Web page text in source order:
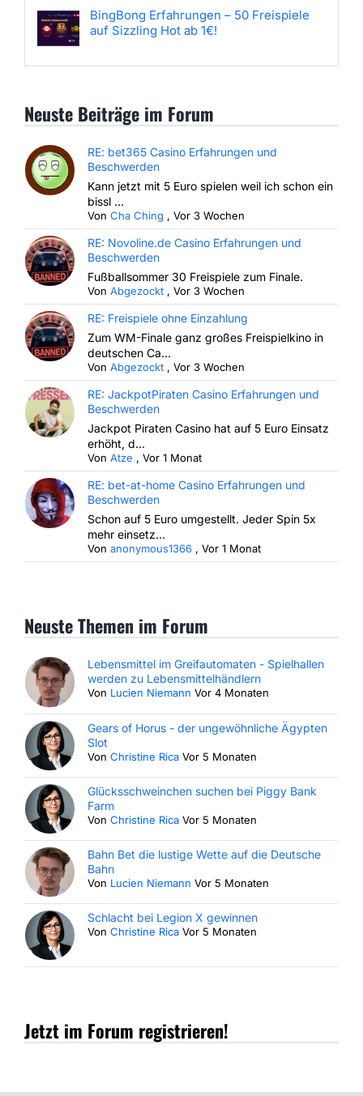
BingBong Erfahrungen – 50 Freispiele
auf Sizzling Hot ab 1€!
Neuste Beiträge im Forum
RE: bet365 Casino Erfahrungen und
Beschwerden
Kann jetzt mit 5 Euro spielen weil ich schon ein
bissl ...
VonCha Ching ,Vor 3 Wochen
RE: Novoline.de Casino Erfahrungen und
Beschwerden
Fußballsommer 30 Freispiele zum Finale.
VonAbgezockt ,Vor 3 Wochen
RE: Freispiele ohne Einzahlung
Zum WM-Finale ganz großes Freispielkino in
deutschen Ca...
VonAbgezockt ,Vor 3 Wochen
RE: JackpotPiraten Casino Erfahrungen und
Beschwerden
Jackpot Piraten Casino hat auf 5 Euro Einsatz
erhöht, d...
VonAtze ,Vor 1 Monat
RE: bet-at-home Casino Erfahrungen und
Beschwerden
Schon auf 5 Euro umgestellt. Jeder Spin 5x
mehr einsetz...
Vonanonymous1366 ,Vor 1 Monat
Neuste Themen im Forum
Lebensmittel im Greifautomaten - Spielhallen
werden zu Lebensmittelhändlern
Von Lucien Niemann Vor 4 Monaten
Gears of Horus - der ungewöhnliche Ägypten
Slot
VonChristine Rica Vor 5 Monaten
Glücksschweinchen suchen bei Piggy Bank
Farm
VonChristine Rica Vor 5 Monaten
Bahn Bet die lustige Wette auf die Deutsche
Bahn
Von Lucien Niemann Vor 5 Monaten
Schlacht bei Legion X gewinnen
VonChristine Rica Vor 5 Monaten
Jetzt im Forum registrieren!